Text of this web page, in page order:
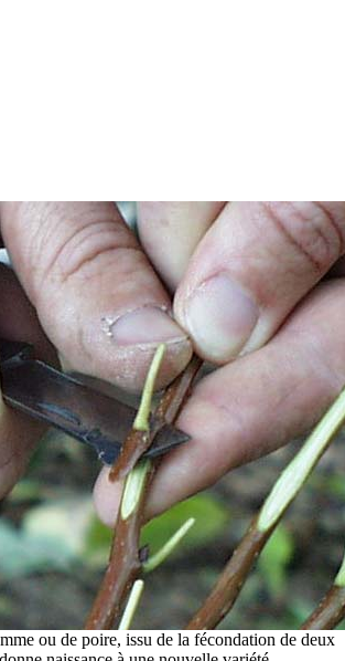
ou de poire, issu de la fécondation de deux